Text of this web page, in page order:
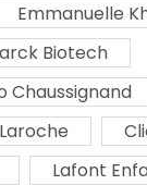
Emmanuelle
Biotech
Chaussignand
Lafont